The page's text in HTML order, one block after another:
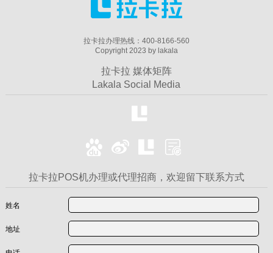
拉卡拉办理热线：400-8166-560
Copyright 2023 by lakala
拉卡拉 媒体矩阵
Lakala Social Media
拉卡拉POS机办理或代理招商，欢迎留下联系方式
姓名
地址